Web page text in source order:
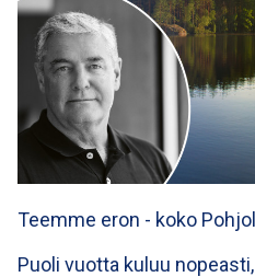
Teemme eron - koko
Puoli vuotta kuluu